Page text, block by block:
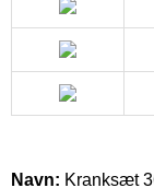
Navn: Kranksæt